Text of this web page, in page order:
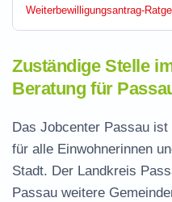
Weiterbewilligungsantrag-
Zuständige Stelle
Beratung für
Das Jobcenter Passau
für alle Einwohnerinnen
Stadt. Der Landkreis
Passau weitere